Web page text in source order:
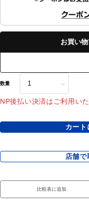
お買い
数量
NP後払い決済はご利用い
カート
店舗で
比較表に追加